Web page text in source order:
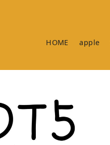
HOME apple